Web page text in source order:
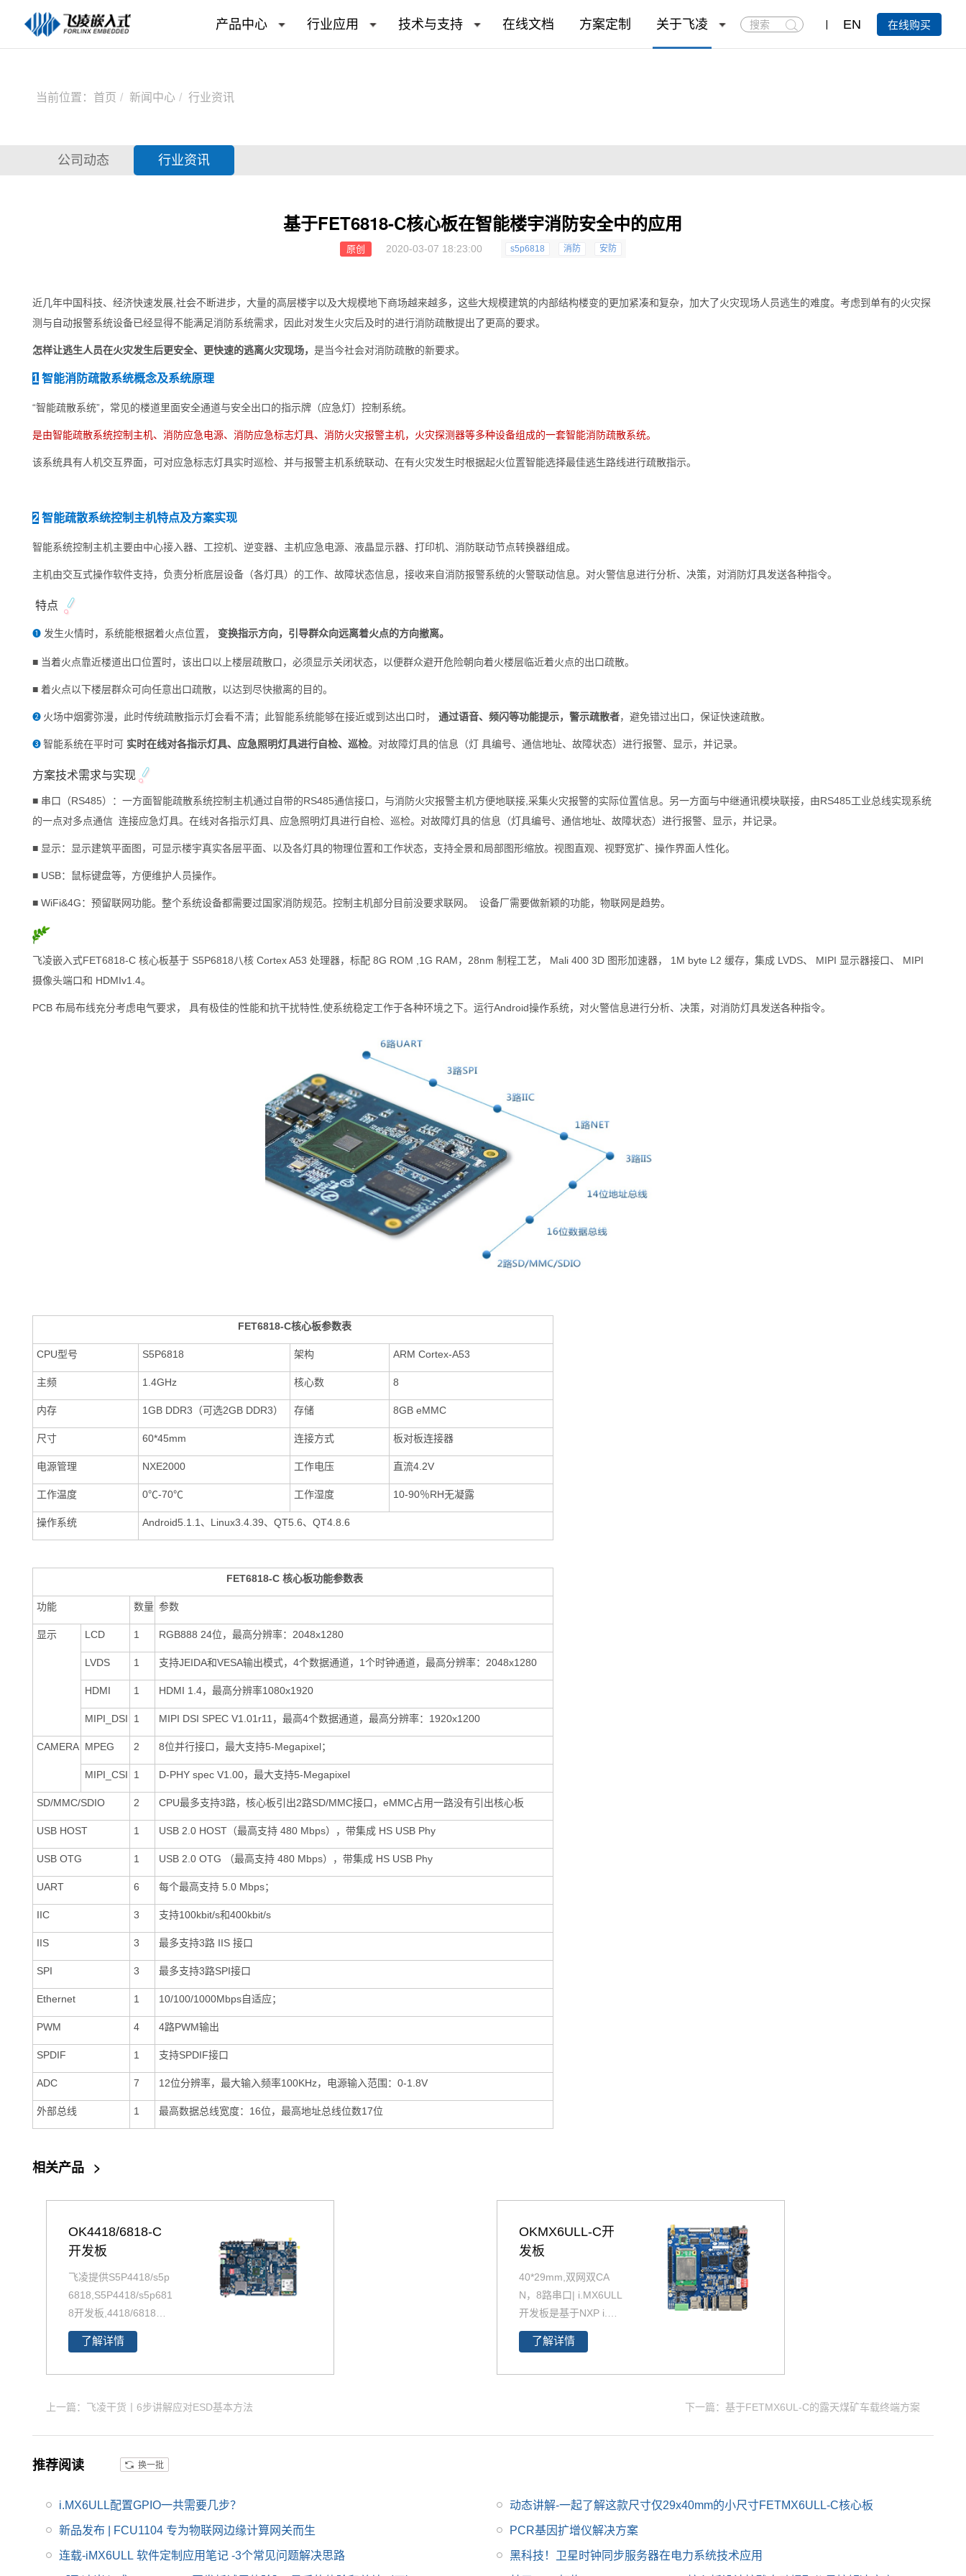
产品中心 行业应用 技术与支持 在线文档 方案定制 关于飞凌
搜
索
EN 在线购买
当前位置： 首页 新闻中心 行业资讯
公司动态 行业资讯
基于FET6818-C核心板在智能楼宇消防安全中的应用
原创 2020-03-07 18:23:00 s5p6818 消防 安防
近几年中国科技、经济快速发展,社会不断进步，大量的高层楼宇以及大规模地下商场越来越多，这些大规模建筑的内部结构楼变的更加紧凑和复杂，加大了火灾现场人员逃生的难度。考虑到单有的火灾探
测与自动报警系统设备已经显得不能满足消防系统需求，因此对发生火灾后及时的进行消防疏散提出了更高的要求。
怎样让逃生人员在火灾发生后更安全、更快速的逃离火灾现场，是当今社会对消防疏散的新要求。
1 智能消防疏散系统概念及系统原理
“智能疏散系统”，常见的楼道里面安全通道与安全出口的指示牌（应急灯）控制系统。
是由智能疏散系统控制主机、消防应急电源、消防应急标志灯具、消防火灾报警主机，火灾探测器等多种设备组成的一套智能消防疏散系统。
该系统具有人机交互界面，可对应急标志灯具实时巡检、并与报警主机系统联动、在有火灾发生时根据起火位置智能选择最佳逃生路线进行疏散指示。
2 智能疏散系统控制主机特点及方案实现
智能系统控制主机主要由中心接入器、 工控机、逆变器、主机应急电源、液晶显示器、打印机、消防联动节点转换器组成。
主机由交互式操作软件支持，负责分析底层设备（各灯具）的工作、故障状态信息，接收来自消防报警系统的火警联动信息。对火警信息进行分析、决策，对消防灯具发送各种指令。
特点
❶ 发生火情时，系统能根据着火点位置， 变换指示方向，引导群众向远离着火点的方向撤离。
■ 当着火点靠近楼道出口位置时，该出口以上楼层疏散口，必须显示关闭状态，以便群众避开危险朝向着火楼层临近着火点的出口疏散。
■ 着火点以下楼层群众可向任意出口疏散，以达到尽快撤离的目的。
❷ 火场中烟雾弥漫，此时传统疏散指示灯会看不清；此智能系统能够在接近或到达出口时， 通过语音、频闪等功能提示，警示疏散者，避免错过出口，保证快速疏散。
❸智能系统在平时可 实时在线对各指示灯具、应急照明灯具进行自检、巡检。对故障灯具的信息（灯 具编号、通信地址、故障状态）进行报警、显示，并记录。
方案技术需求与实现
■ 串口（RS485）：一方面智能疏散系统控制主机通过自带的RS485通信接口，与消防火灾报警主机方便地联接,采集火灾报警的实际位置信息。另一方面与中继通讯模块联接，由RS485工业总线实现系统
的一点对多点通信 连接应急灯具。在线对各指示灯具、应急照明灯具进行自检、巡检。对故障灯具的信息（灯具编号、通信地址、故障状态）进行报警、显示，并记录。
■ 显示：显示建筑平面图，可显示楼宇真实各层平面、以及各灯具的物理位置和工作状态，支持全景和局部图形缩放。视图直观、视野宽扩、操作界面人性化。
■ USB：鼠标键盘等，方便维护人员操作。
■ WiFi&4G：预留联网功能。整个系统设备都需要过国家消防规范。控制主机部分目前没要求联网。 设备厂需要做新颖的功能，物联网是趋势。
飞凌嵌入式FET6818-C核心板基于 S5P6818八核CortexA53 处理器，标配 8G ROM ,1G RAM，28nm 制程工艺， Mali 400 3D 图形加速器， 1M byte L2 缓存，集成 LVDS、 MIPI 显示器接口、 MIPI
摄像头端口和 HDMIv1.4。
PCB 布局布线充分考虑电气要求， 具有极佳的性能和抗干扰特性,使系统稳定工作于各种环境之下。运行Android操作系统，对火警信息进行分析、决策，对消防灯具发送各种指令。
FET6818-C核心板参数表
CPU型号 S5P6818 架构 ARM Cortex-A53
主频 1.4GHz 核心数 8
内存 1GB DDR3（可选2GB DDR3） 存储 8GB eMMC
尺寸 60*45mm 连接方式 板对板连接器
电源管理 NXE2000 工作电压 直流4.2V
工作温度 0℃-70℃ 工作湿度 10-90％RH无凝露
操作系统 Android5.1.1、Linux3.4.39、QT5.6、QT4.8.6
FET6818-C 核心板功能参数表
功能 数量 参数
显示 LCD 1 RGB888 24位，最高分辨率：2048x1280
LVDS 1 支持JEIDA和VESA输出模式，4个数据通道，1个时钟通道，最高分辨率：2048x1280
HDMI 1 HDMI 1.4，最高分辨率1080x1920
MIPI_DSI 1 MIPI DSI SPEC V1.01r11，最高4个数据通道，最高分辨率：1920x1200
CAMERA MPEG 2 8位并行接口，最大支持5-Megapixel；
MIPI_CSI 1 D-PHY spec V1.00，最大支持5-Megapixel
SD/MMC/SDIO 2 CPU最多支持3路，核心板引出2路SD/MMC接口，eMMC占用一路没有引出核心板
USB HOST 1 USB 2.0 HOST（最高支持 480 Mbps），带集成 HS USB Phy
USB OTG 1 USB 2.0 OTG （最高支持 480 Mbps），带集成 HS USB Phy
UART 6 每个最高支持 5.0 Mbps；
IIC 3 支持100kbit/s和400kbit/s
IIS 3 最多支持3路 IIS 接口
SPI 3 最多支持3路SPI接口
Ethernet 1 10/100/1000Mbps自适应；
PWM 4 4路PWM输出
SPDIF 1 支持SPDIF接口
ADC 7 12位分辨率，最大输入频率100KHz，电源输入范围：0-1.8V
外部总线 1 最高数据总线宽度：16位，最高地址总线位数17位
相关产品 >
OK4418/6818-C
开发板
飞凌提供S5P4418/s5p
6818,S5P4418/s5p681
8开发板,4418/6818开
发板，s5p4418/s5p68
18开发板解决方案，S5
件解决方案，更多S5P4
联系飞凌嵌入式。Cort
ex-A9 四核S5P4418/6
818 支持Android5.1.
8.6等系统
了解详情
OKMX6ULL-C开
发板
40*29mm,双网双CA
N，8路串口| i.MX6ULL
开发板是基于NXP i.MX
6ULL设计开发的的一款
Linux开发板 ，主频800
了解详情
上一篇：飞凌干货丨6步讲解应对ESD基本方法 下一篇：基于FETMX6UL-C的露天煤矿车载终端方案
推荐阅读 换一批
i.MX6ULL配置GPIO一共需要几步？ 动态讲解-一起了解这款尺寸仅29x40mm的小尺寸FETMX6ULL-C核心板
新品发布 | FCU1104 专为物联网边缘计算网关而生 PCR基因扩增仪解决方案
连载-iMX6ULL 软件定制应用笔记 -3个常见问题解决思路 黑科技！卫星时钟同步服务器在电力系统技术应用